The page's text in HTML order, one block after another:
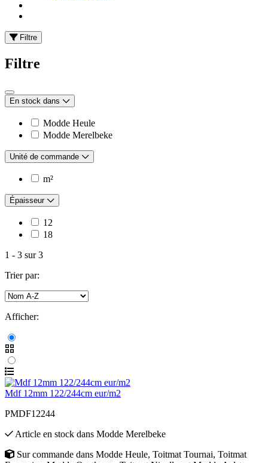
Filtre
Filtre
En stock dans
Modde Heule
Modde Merelbeke
Unité de commande
m²
Épaisseur
12
18
1 - 3 sur3
Trier par:
Afficher:
Mdf 12mm 122/244cm eur/m2
PMDF12244
Article en stock dans Modde Merelbeke
Sur commande dans Modde Heule, Toitmat Tournai, Toitmat